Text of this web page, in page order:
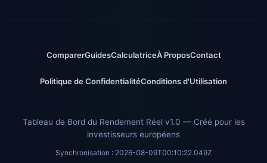
ComparerGuidesCalculatriceÀ ProposContact
Politique de ConfidentialitéConditions d'Utilisation
Tableau de Bord du Rendement Réel v1.0 — Créé pour les
investisseurs européens
Synchronisation : 2026-08-09T00:10:22.049Z